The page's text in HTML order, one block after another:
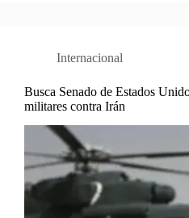
Internacional
Busca Senado de Estados
militares contra Irán